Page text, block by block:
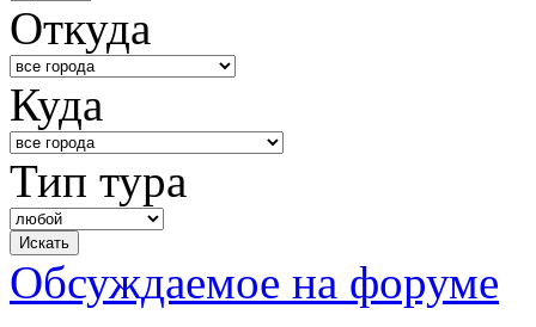
Откуда
Куда
Тип тура
Обсуждаемое на форуме